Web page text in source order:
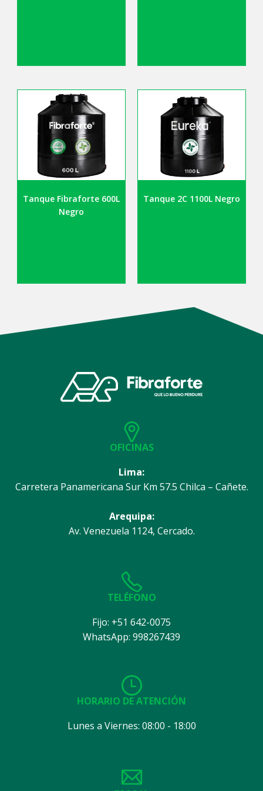
Tanque Fibraforte 600L
Negro
Tanque 2C 1100L Negro
OFICINAS
Lima:
Carretera Panamericana Sur Km 57.5 Chilca – Cañete.
Arequipa:
Av. Venezuela 1124, Cercado.
TELÉFONO
Fijo: +51 642-0075
WhatsApp: 998267439
HORARIO DE ATENCIÓN
Lunes a Viernes: 08:00 - 18:00